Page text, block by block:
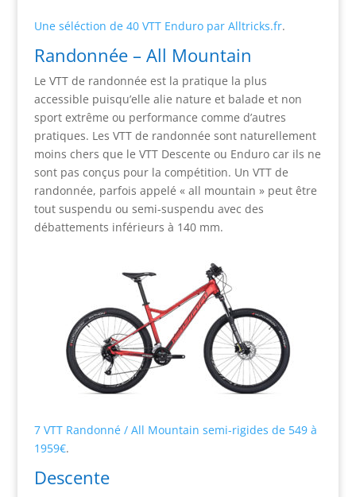
Une séléction de 40 VTT Enduro par Alltricks.fr.
Randonnée – All Mountain
Le VTT de randonnée est la pratique la plus
accessible puisqu’elle alie nature et balade et non
sport extrême ou performance comme d’autres
pratiques. Les VTT de randonnée sont naturellement
moins chers que le VTT Descente ou Enduro car ils ne
sont pas conçus pour la compétition. Un VTT de
randonnée, parfois appelé « all mountain » peut être
tout suspendu ou semi-suspendu avec des
débattements inférieurs à 140 mm.
7 VTT Randonné / All Mountain semi-rigides de 549 à
1959€.
Descente